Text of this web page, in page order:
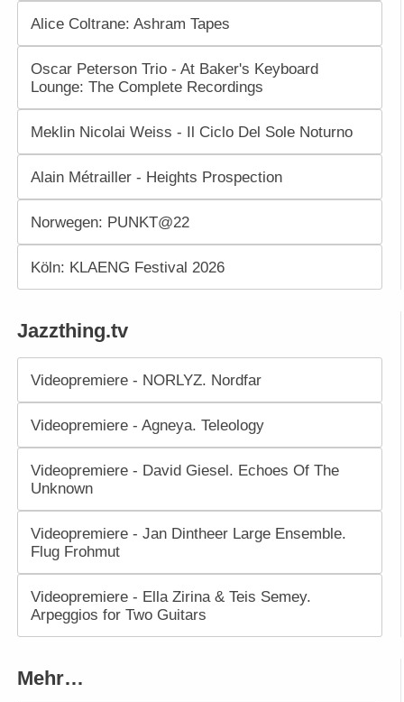
Alice Coltrane: Ashram Tapes
Oscar Peterson Trio - At Baker's Keyboard
Lounge: The Complete Recordings
Meklin Nicolai Weiss - Il Ciclo Del Sole Noturno
Alain Métrailler - Heights Prospection
Norwegen: PUNKT@22
Köln: KLAENG Festival 2026
Jazzthing.tv
Videopremiere - NORLYZ. Nordfar
Videopremiere - Agneya. Teleology
Videopremiere - David Giesel. Echoes Of The
Unknown
Videopremiere - Jan Dintheer Large Ensemble.
Flug Frohmut
Videopremiere - Ella Zirina & Teis Semey.
Arpeggios for Two Guitars
Mehr…